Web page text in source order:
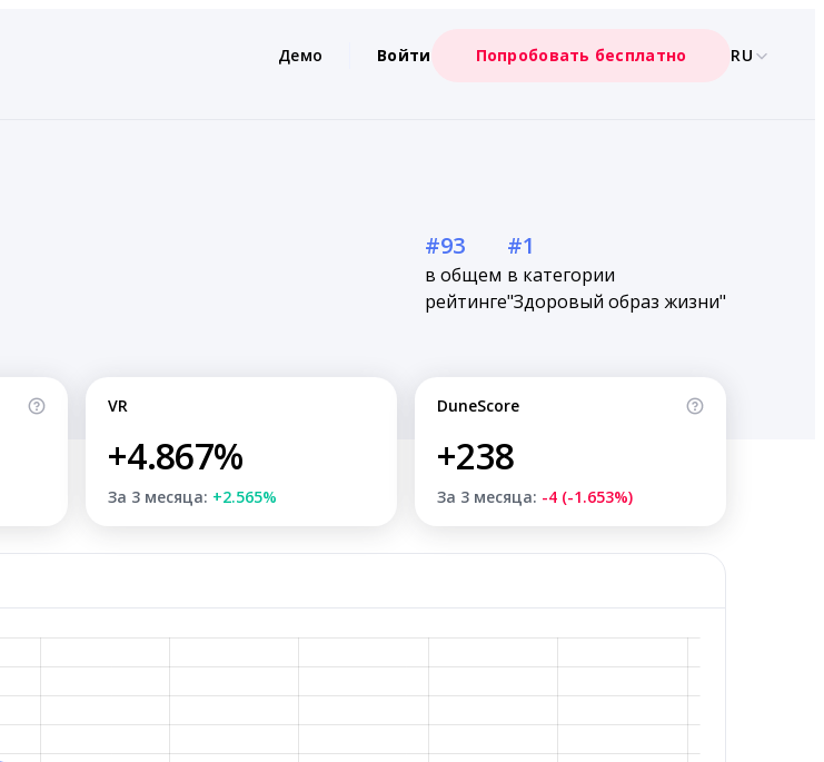
Демо Войти Попробовать бесплатно RU
#93
в общем
рейтинге
#1
в категории
"Здоровый образ жизни"
VR
+4.867%
За 3 месяца: +2.565%
DuneScore
+238
За 3 месяца: -4 (-1.653%)